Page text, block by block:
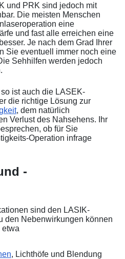
und PRK sind jedoch mit
Die meisten Menschen
eine
und fast alle erreichen eine
Je nach dem Grad Ihrer
Sie eventuell immer noch eine
Sehhilfen werden jedoch
ist auch die LASEK-
die richtige Lösung zur
, dem natürlich
Verlust des Nahsehens. Ihr
ob für Sie
Operation infrage
-
sind den LASIK-
den Nebenwirkungen können
etwa
, Lichthöfe und Blendung